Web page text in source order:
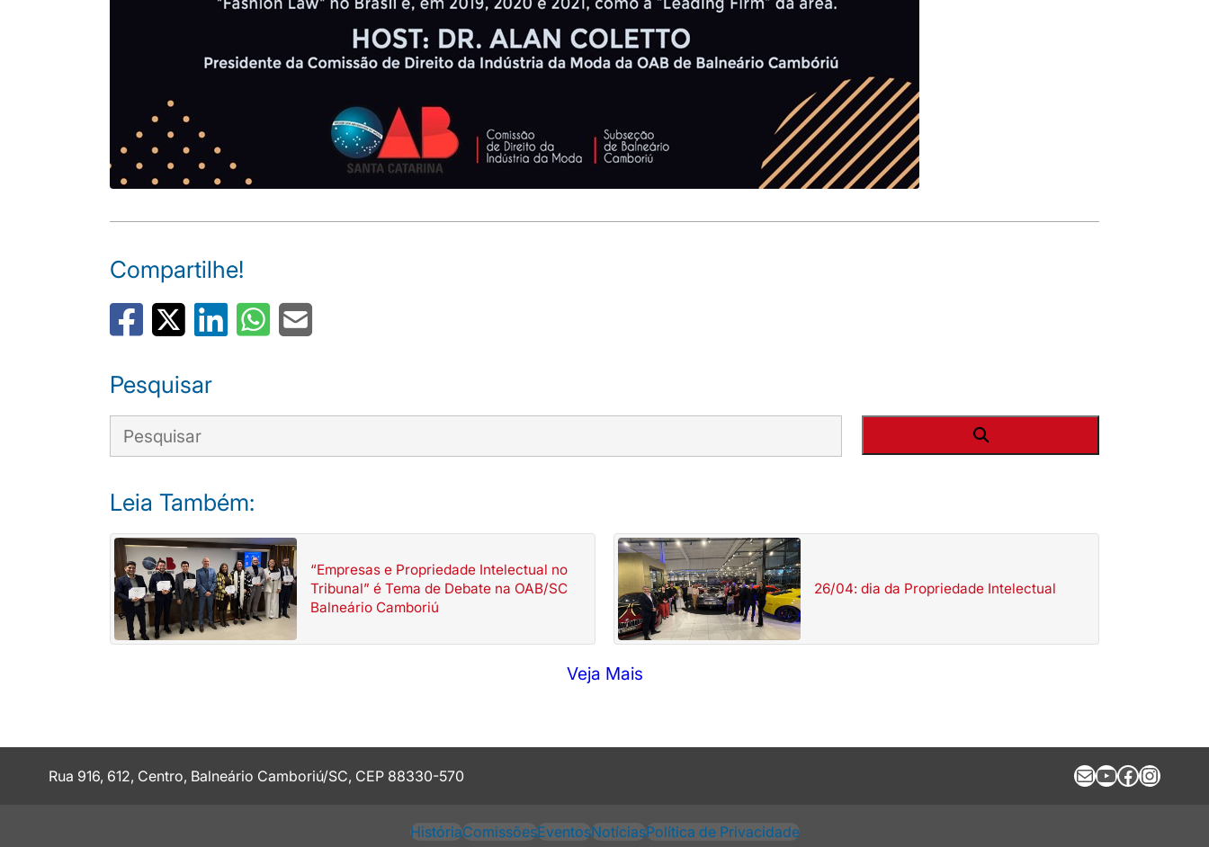
Compartilhe!
Pesquisar
Leia Também:
“Empresas e Propriedade Intelectual no
Tribunal” é Tema de Debate na OAB/SC
Balneário Camboriú
26/04: dia da Propriedade Intelectual
Veja Mais
Rua 916, 612, Centro, Balneário Camboriú/SC, CEP 88330-570 E-mail Youtube Facebook Instagram
HistóriaComissõesEventosNotíciasPolítica de Privacidade